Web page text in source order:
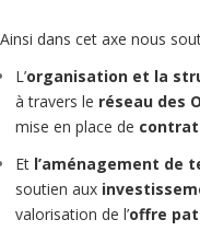
Ainsi dans cet axe nous
L’organisation et la
à travers le réseau des
mise en place de
Et l’aménagement de
soutien aux
valorisation de l’offre